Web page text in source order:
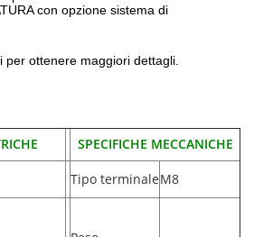
con opzione sistema di
per ottenere maggiori dettagli.
SPECIFICHE MECCANICHE
Tipo terminaleM8